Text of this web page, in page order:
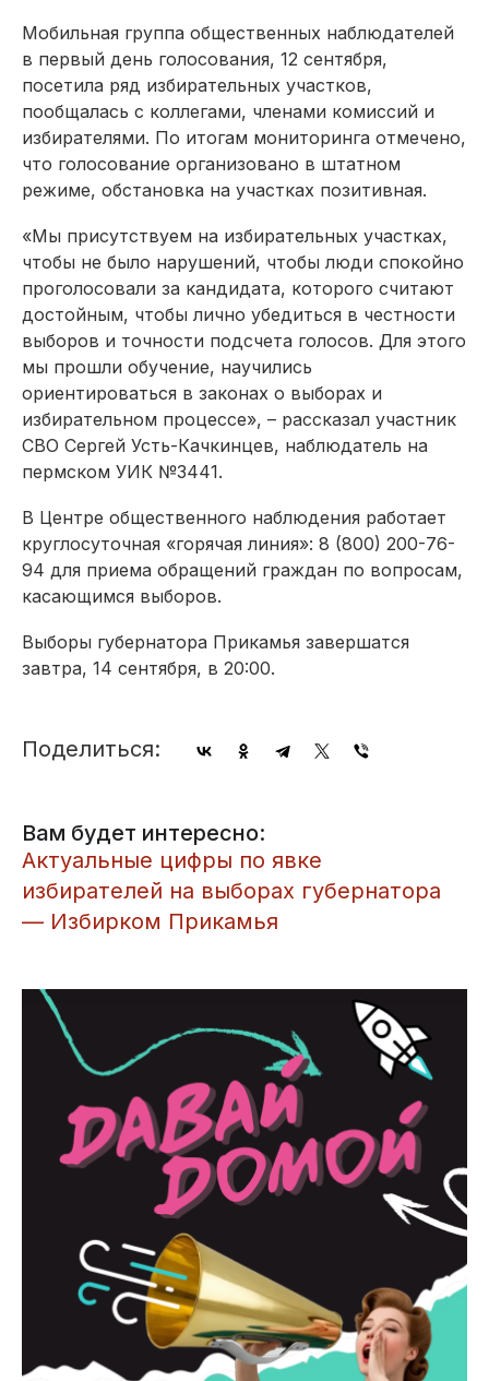
Мобильная группа общественных наблюдателей
в первый день голосования, 12 сентября,
посетила ряд избирательных участков,
пообщалась с коллегами, членами комиссий и
избирателями. По итогам мониторинга отмечено,
что голосование организовано в штатном
режиме, обстановка на участках позитивная.
«Мы присутствуем на избирательных участках,
чтобы не было нарушений, чтобы люди спокойно
проголосовали за кандидата, которого считают
достойным, чтобы лично убедиться в честности
выборов и точности подсчета голосов. Для этого
мы прошли обучение, научились
ориентироваться в законах о выборах и
избирательном процессе», – рассказал участник
СВО Сергей Усть-Качкинцев, наблюдатель на
пермском УИК №3441.
В Центре общественного наблюдения работает
круглосуточная «горячая линия»: 8 (800) 200-76-
94 для приема обращений граждан по вопросам,
касающимся выборов.
Выборы губернатора Прикамья завершатся
завтра, 14 сентября, в 20:00.
Поделиться:
Вам будет интересно:
​Актуальные цифры по явке
избирателей на выборах губернатора
— Избирком Прикамья